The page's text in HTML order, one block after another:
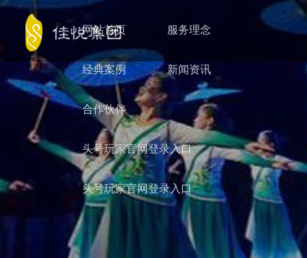
网站首页 服务理念
经典案例 新闻资讯
合作伙伴
头号玩家官网登录入口
头号玩家官网登录入口